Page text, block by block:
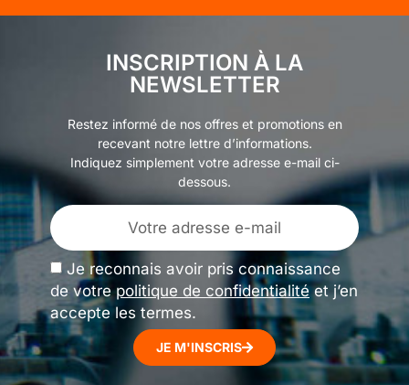
INSCRIPTION À LA
NEWSLETTER
Restez informé de nos offres et promotions en
recevant notre lettre d’informations.
Indiquez simplement votre adresse e-mail ci-
dessous.
Je reconnais avoir pris connaissance
de votrepolitique de confidentialitéet j’en
accepte les termes.
JE M'INSCRIS